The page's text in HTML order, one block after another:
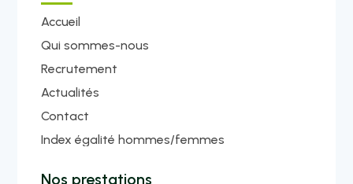
Accueil
Qui sommes-nous
Recrutement
Actualités
Contact
Index égalité hommes/femmes
Nos prestations